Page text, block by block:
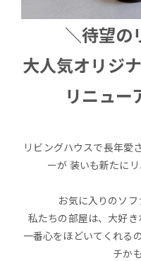
＼待望の
大人気オリジ
リニュー
リビングハウスで長年愛
ーが 装いも新たに
お気に入りのソフ
私たちの部屋は、大好
一番心をほどいてくれる
チか